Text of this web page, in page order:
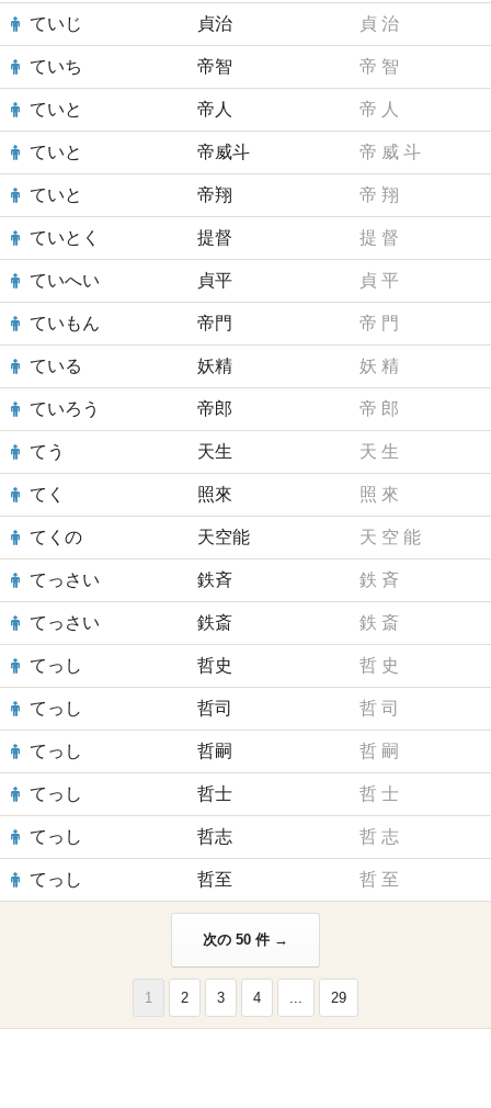
ていじ 貞治 貞 治
ていち 帝智 帝 智
ていと 帝人 帝 人
ていと 帝威斗 帝 威 斗
ていと 帝翔 帝 翔
ていとく 提督 提 督
ていへい 貞平 貞 平
ていもん 帝門 帝 門
ている 妖精 妖 精
ていろう 帝郎 帝 郎
てう 天生 天 生
てく 照來 照 來
てくの 天空能 天 空 能
てっさい 鉄斉 鉄 斉
てっさい 鉄斎 鉄 斎
てっし 哲史 哲 史
てっし 哲司 哲 司
てっし 哲嗣 哲 嗣
てっし 哲士 哲 士
てっし 哲志 哲 志
てっし 哲至 哲 至
次の 50 件 →
1 2 3 4 ... 29